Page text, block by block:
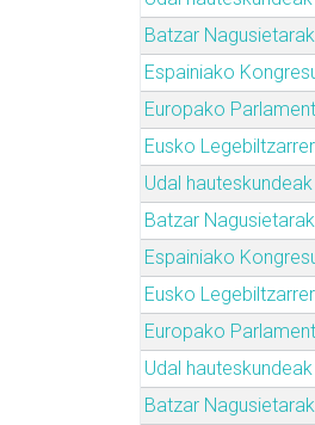
Batzar
Espainiako
Europako
Eusko
Udal
Batzar
Espainiako
Eusko
Europako
Udal
Batzar